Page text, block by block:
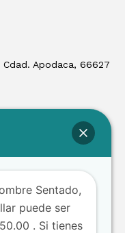
Apodaca, 66627
Sentado,
puede ser
. Si tienes